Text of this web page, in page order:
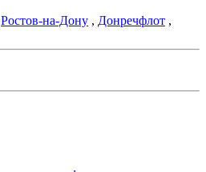
Ростов-на-Дону , Донречфлот ,